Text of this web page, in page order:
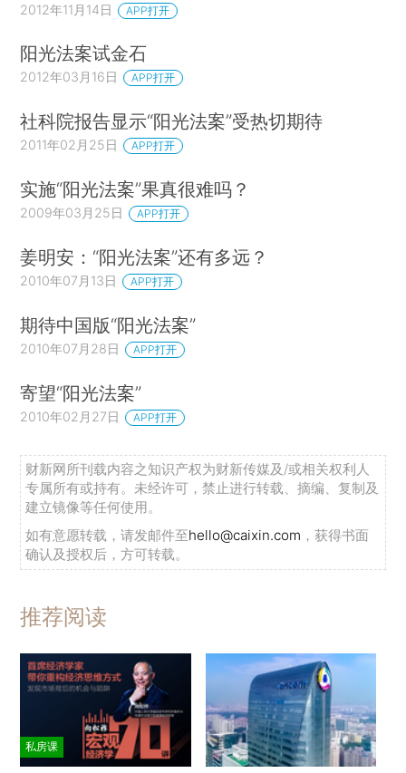
2012年11月14日 APP打开
阳光法案试金石
2012年03月16日 APP打开
社科院报告显示“阳光法案”受热切期待
2011年02月25日 APP打开
实施“阳光法案”果真很难吗？
2009年03月25日 APP打开
姜明安：“阳光法案”还有多远？
2010年07月13日 APP打开
期待中国版“阳光法案”
2010年07月28日 APP打开
寄望“阳光法案”
2010年02月27日 APP打开
财新网所刊载内容之知识产权为财新传媒及/或相关权利人
专属所有或持有。未经许可，禁止进行转载、摘编、复制及
建立镜像等任何使用。
如有意愿转载，请发邮件至hello@caixin.com ，获得书面
确认及授权后，方可转载。
推荐阅读
私房课